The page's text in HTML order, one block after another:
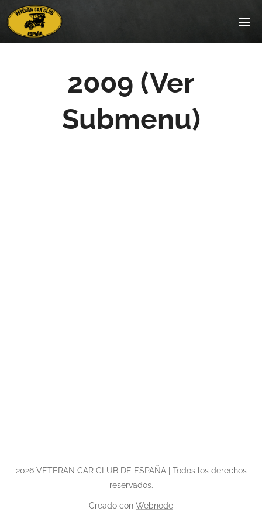
2009 (Ver
Submenu)
2026 VETERAN CAR CLUB DE ESPAÑA | Todos los derechos
reservados.
Creado con Webnode